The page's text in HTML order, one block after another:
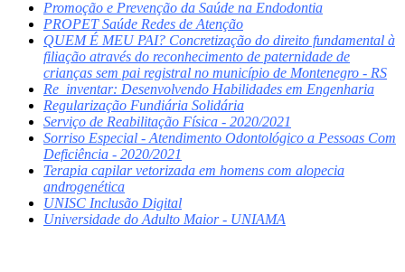
Promoção e Prevenção da Saúde na Endodontia
PROPET Saúde Redes de Atenção
QUEM É MEU PAI? Concretização do direito fundamental à
filiação através do reconhecimento de paternidade de
crianças sem pai registral no município de Montenegro - RS
Re_inventar: Desenvolvendo Habilidades em Engenharia
Regularização Fundiária Solidária
Serviço de Reabilitação Física - 2020/2021
Sorriso Especial - Atendimento Odontológico a Pessoas Com
Deficiência - 2020/2021
Terapia capilar vetorizada em homens com alopecia
androgenética
UNISC Inclusão Digital
Universidade do Adulto Maior - UNIAMA